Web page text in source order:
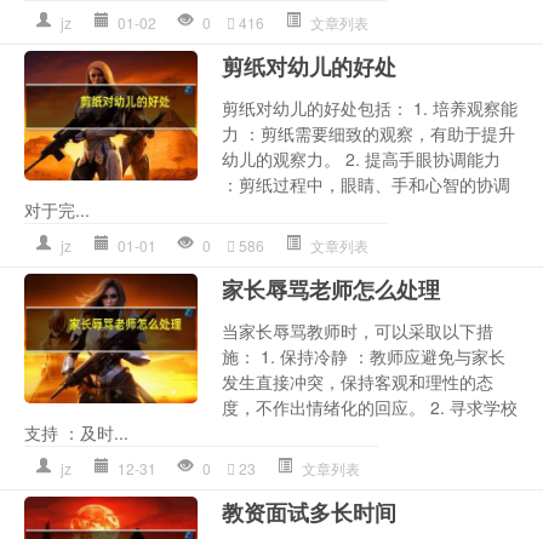
jz 01-02 0 416 文章列表
剪纸对幼儿的好处
剪纸对幼儿的好处包括： 1. 培养观察能
力 ：剪纸需要细致的观察，有助于提升
幼儿的观察力。 2. 提高手眼协调能力
：剪纸过程中，眼睛、手和心智的协调
对于完...
jz 01-01 0 586 文章列表
家长辱骂老师怎么处理
当家长辱骂教师时，可以采取以下措
施： 1. 保持冷静 ：教师应避免与家长
发生直接冲突，保持客观和理性的态
度，不作出情绪化的回应。 2. 寻求学校
支持 ：及时...
jz 12-31 0 23 文章列表
教资面试多长时间